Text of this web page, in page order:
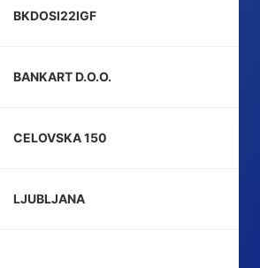
BKDOSI22IGF
BANKART D.O.O.
CELOVSKA 150
LJUBLJANA